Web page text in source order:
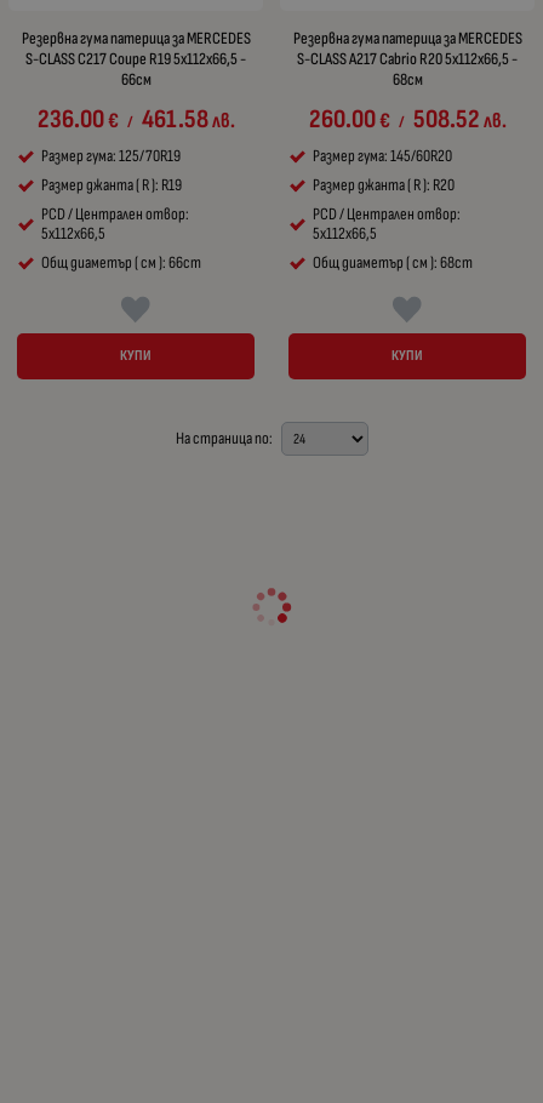
Резервна гума патерица за MERCEDES
S-CLASS C217 Coupe R19 5x112x66,5 -
66см
236.00€ / 461.58лв.
Размер гума: 125/70R19
Размер джанта ( R ): R19
PCD / Централен отвор:
5x112x66,5
Общ диаметър ( см ): 66cm
КУПИ
Резервна гума патерица за MERCEDES
S-CLASS A217 Cabrio R20 5x112x66,5 -
68см
260.00€ / 508.52лв.
Размер гума: 145/60R20
Размер джанта ( R ): R20
PCD / Централен отвор:
5x112x66,5
Общ диаметър ( см ): 68cm
КУПИ
На страница по: